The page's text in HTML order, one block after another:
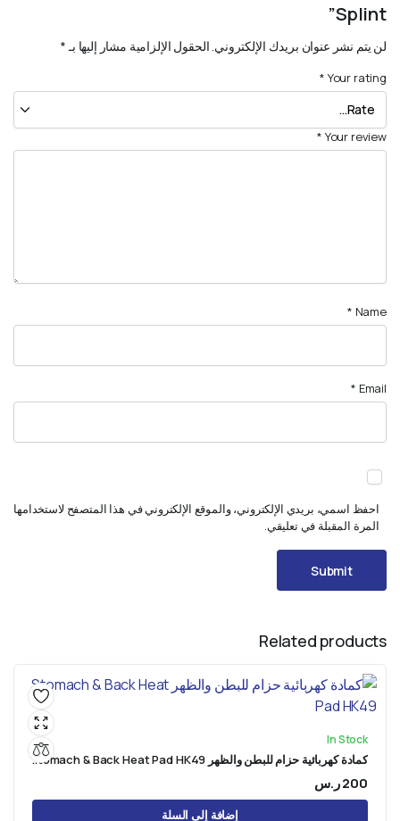
Splint”
لن يتم نشر عنوان بريدك الإلكتروني. الحقول الإلزامية مشار إليها بـ *
Your rating
*
Your review
*
Name
*
Email
*
احفظ اسمي، بريدي الإلكتروني، والموقع الإلكتروني في هذا المتصفح لاستخدامها
المرة المقبلة في تعليقي.
Related products
In Stock
كمادة كهربائية حزام للبطن والظهر Stomach & Back Heat Pad HK49
200ر.س
إضافة إلى السلة